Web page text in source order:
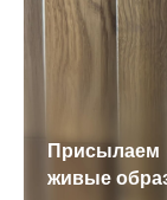
Присылаем
живые